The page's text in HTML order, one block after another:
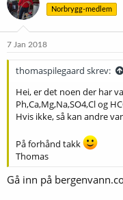
Norbrygg-medlem
7 Jan 2018
thomaspilegaard skrev:
Hei, er det noen der har
Ph,Ca,Mg,Na,SO4,Cl og
Hvis ikke, så kan andre
På forhånd takk
Thomas
Gå inn på